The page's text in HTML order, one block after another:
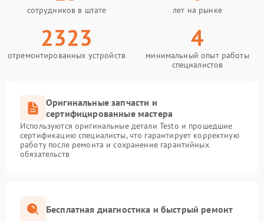
Сбой программного
обеспечения
Подробнее →
Перегрев устройства Подробнее →
сотрудников в штате лет на рынке
2323
отремонтированных устройств
4
минимальный опыт работы
специалистов
Оригинальные запчасти и
сертифицированные мастера
Используются оригинальные детали Testo и прошедшие
сертификацию специалисты, что гарантирует корректную
работу после ремонта и сохранение гарантийных
обязательств
Бесплатная диагностика и быстрый ремонт